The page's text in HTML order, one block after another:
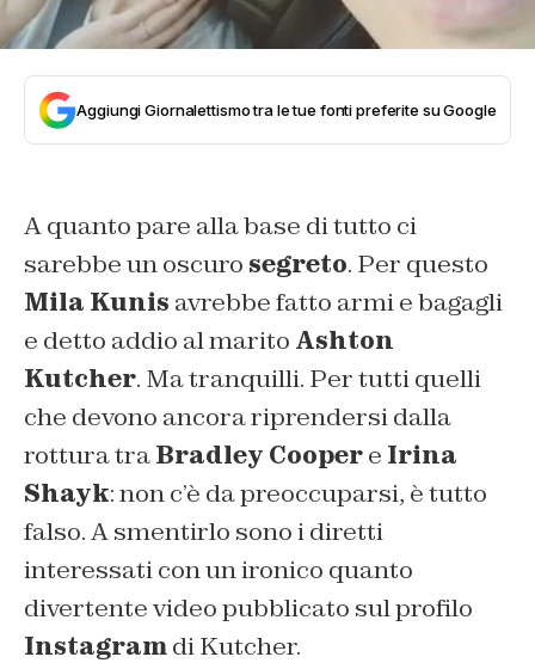
Aggiungi Giornalettismo tra le tue fonti preferite su Google
A quanto pare alla base di tutto ci
sarebbe un oscuro segreto. Per questo
Mila Kunis avrebbe fatto armi e bagagli
e detto addio al marito Ashton
Kutcher. Ma tranquilli. Per tutti quelli
che devono ancora riprendersi dalla
rottura traBradley Coopere Irina
Shayk: non c’è da preoccuparsi, è tutto
falso. A smentirlo sono i diretti
interessati con un ironico quanto
divertente video pubblicato sul profilo
Instagramdi Kutcher.